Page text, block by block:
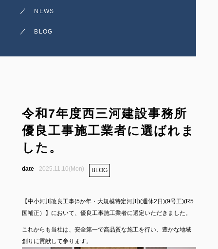
NEWS
BLOG
令和7年度西三河建設事務所
優良工事施工業者に選ばれま
した。
2025.11.10(Mon) BLOG
【中小河川改良工事(5か年・大規模特定河川)(週休2日)(9号工)(R5
国補正）】において、優良工事施工業者に選定いただきました。
これからも当社は、安全第一で高品質な施工を行い、豊かな地域
創りに貢献して参ります。